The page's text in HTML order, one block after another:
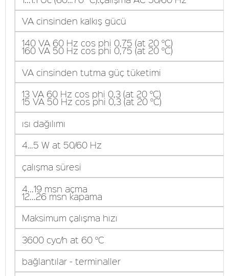
VA cinsinden kalkış gücü
140 VA 60 Hz cos phi 0,75 (at 20 °C)
160 VA 50 Hz cos phi 0,75 (at 20 °C)
VA cinsinden tutma güç tüketimi
13 VA 60 Hz cos phi 0,3 (at 20 °C)
15 VA 50 Hz cos phi 0,3 (at 20 °C)
ısı dağılımı
4…5 W at 50/60 Hz
çalışma süresi
4...19 msn açma
12...26 msn kapama
Maksimum çalışma hızı
3600 cyc/h at 60 °C
bağlantılar - terminaller